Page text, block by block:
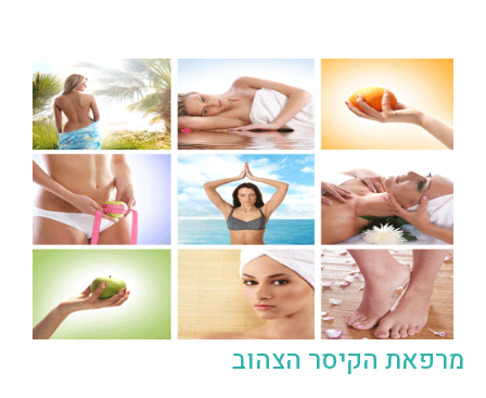
מרפאת הקיסר הצהוב